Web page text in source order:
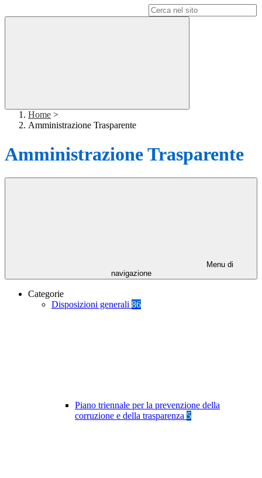
Home >
Amministrazione Trasparente
Amministrazione Trasparente
Menu di
navigazione
Categorie
Disposizioni generali 86
Piano triennale per la prevenzione della
corruzione e della trasparenza 5